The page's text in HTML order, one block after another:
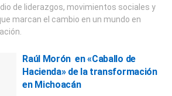
de liderazgos, movimientos sociales y
marcan el cambio en un mundo en
Raúl Morón en «Caballo de
Hacienda» de la transformación
en Michoacán